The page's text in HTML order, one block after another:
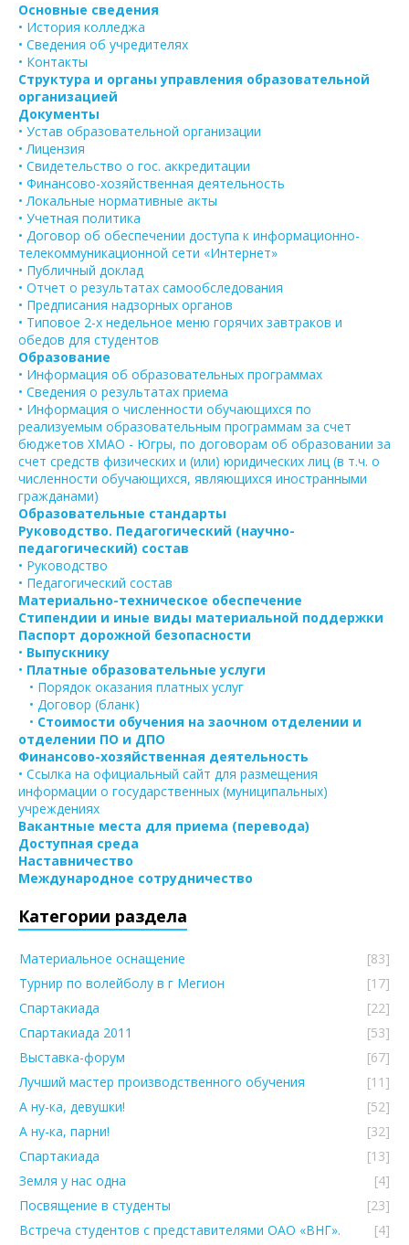
Основные сведения
• История колледжа
• Сведения об учредителях
• Контакты
Структура и органы управления образовательной
организацией
Документы
• Устав образовательной организации
• Лицензия
• Свидетельство о гос. аккредитации
• Финансово-хозяйственная деятельность
• Локальные нормативные акты
• Учетная политика
• Договор об обеспечении доступа к информационно-
телекоммуникационной сети «Интернет»
• Публичный доклад
• Отчет о результатах самообследования
• Предписания надзорных органов
• Типовое 2-х недельное меню горячих завтраков и
обедов для студентов
Образование
• Информация об образовательных программах
• Сведения о результатах приема
• Информация о численности обучающихся по
реализуемым образовательным программам за счет
бюджетов ХМАО - Югры, по договорам об образовании за
счет средств физических и (или) юридических лиц (в т.ч. о
численности обучающихся, являющихся иностранными
гражданами)
Образовательные стандарты
Руководство. Педагогический (научно-
педагогический) состав
• Руководство
• Педагогический состав
Материально-техническое обеспечение
Стипендии и иные виды материальной поддержки
Паспорт дорожной безопасности
• Выпускнику
• Платные образовательные услуги
• Порядок оказания платных услуг
• Договор (бланк)
• Стоимости обучения на заочном отделении и
отделении ПО и ДПО
Финансово-хозяйственная деятельность
• Ссылка на официальный сайт для размещения
информации о государственных (муниципальных)
учреждениях
Вакантные места для приема (перевода)
Доступная среда
Наставничество
Международное сотрудничество
Категории раздела
Материальное оснащение
[83]
Турнир по волейболу в г Мегион
[17]
Спартакиада
[22]
Спартакиада 2011
[53]
Выставка-форум
[67]
Лучший мастер производственного обучения
[11]
А ну-ка, девушки!
[52]
А ну-ка, парни!
[32]
Спартакиада
[13]
Земля у нас одна
[4]
Посвящение в студенты
[23]
Встреча студентов с представителями ОАО «ВНГ».
[4]